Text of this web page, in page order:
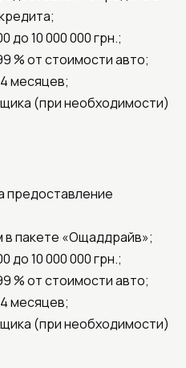
до 10 000 000 грн.;
% от стоимости авто;
месяцев;
(при необходимости)
предоставление
в пакете «Ощаддрайв»;
до 10 000 000 грн.;
% от стоимости авто;
месяцев;
(при необходимости)